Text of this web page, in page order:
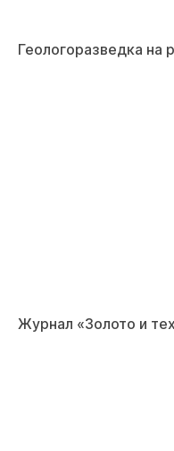
Геологоразведка
Журнал «Золото и